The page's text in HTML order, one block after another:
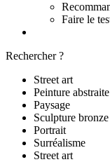
Faire le
Rechercher ?
Street art
Peinture abstraite
Paysage
Sculpture bronze
Portrait
Surréalisme
Street art